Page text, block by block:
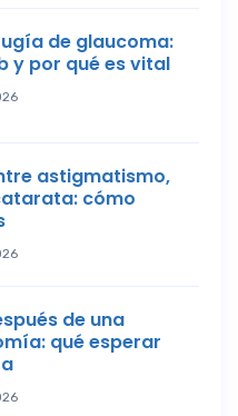
de glaucoma:
y por qué es vital
astigmatismo,
cómo
de una
qué esperar